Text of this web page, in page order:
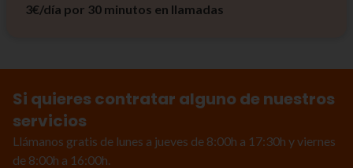
3€/día por 30 minutos en llamadas
Si quieres contratar alguno de nuestros
servicios
Llámanos gratis de lunes a jueves de 8:00h a 17:30h y viernes
de 8:00h a 16:00h.